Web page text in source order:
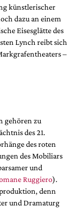
künstlerischer
dazu an einem
Eisesglätte des
Lynch reibt sich
–
gehören zu
des 21.
des roten
des Mobiliars
und
Ruggiero).
denn
und Dramaturg